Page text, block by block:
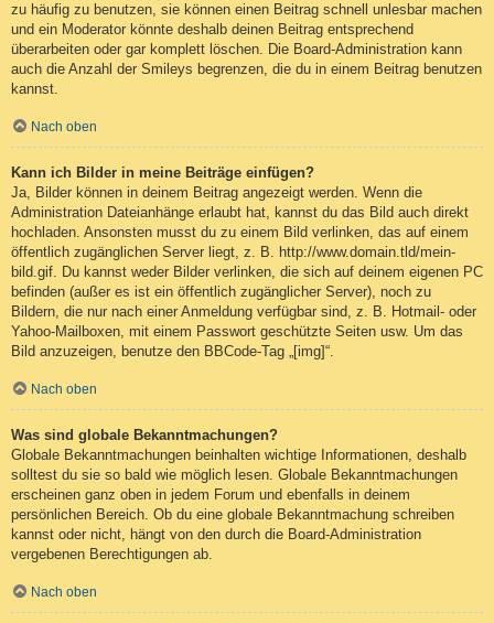
zu häufig zu benutzen, sie können einen Beitrag schnell unlesbar machen
und ein Moderator könnte deshalb deinen Beitrag entsprechend
überarbeiten oder gar komplett löschen. Die Board-Administration kann
auch die Anzahl der Smileys begrenzen, die du in einem Beitrag benutzen
kannst.
Nach oben
Kann ich Bilder in meine Beiträge einfügen?
Ja, Bilder können in deinem Beitrag angezeigt werden. Wenn die
Administration Dateianhänge erlaubt hat, kannst du das Bild auch direkt
hochladen. Ansonsten musst du zu einem Bild verlinken, das auf einem
öffentlich zugänglichen Server liegt, z. B. http://www.domain.tld/mein-
bild.gif. Du kannst weder Bilder verlinken, die sich auf deinem eigenen PC
befinden (außer es ist ein öffentlich zugänglicher Server), noch zu
Bildern, die nur nach einer Anmeldung verfügbar sind, z. B. Hotmail- oder
Yahoo-Mailboxen, mit einem Passwort geschützte Seiten usw. Um das
Bild anzuzeigen, benutze den BBCode-Tag „[img]“.
Nach oben
Was sind globale Bekanntmachungen?
Globale Bekanntmachungen beinhalten wichtige Informationen, deshalb
solltest du sie so bald wie möglich lesen. Globale Bekanntmachungen
erscheinen ganz oben in jedem Forum und ebenfalls in deinem
persönlichen Bereich. Ob du eine globale Bekanntmachung schreiben
kannst oder nicht, hängt von den durch die Board-Administration
vergebenen Berechtigungen ab.
Nach oben